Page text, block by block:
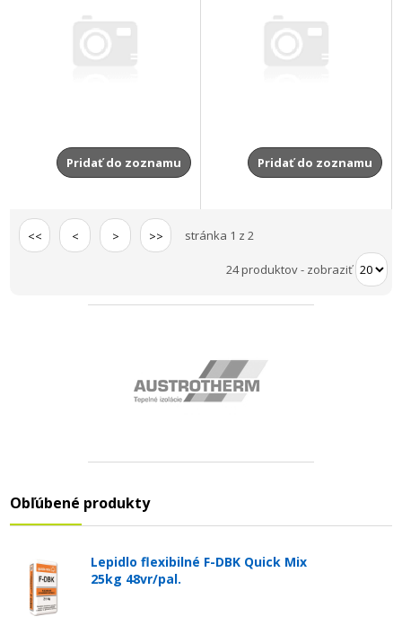
Pridať do zoznamu Pridať do zoznamu
<< < > >> stránka 1 z 2
24 produktov- zobraziť
Obľúbené produkty
Lepidlo flexibilné F-DBK Quick Mix
25kg 48vr/pal.